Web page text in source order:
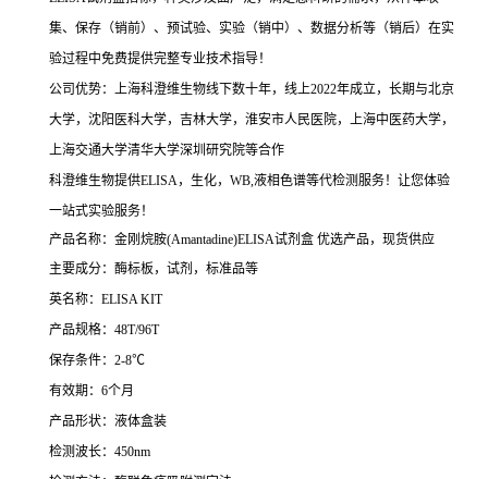
集、保存（销前）、预试验、实验（销中）、数据分析等（销后）在实
验过程中免费提供完整专业技术指导！
公司优势：上海科澄维生物线下数十年，线上2022年成立，长期与北京
大学，沈阳医科大学，吉林大学，淮安市人民医院，上海中医药大学，
上海交通大学清华大学深圳研究院等合作
科澄维生物提供ELISA，生化，WB,液相色谱等代检测服务！让您体验
一站式实验服务！
产品名称：金刚烷胺(Amantadine)ELISA试剂盒 优选产品，现货供应
主要成分：酶标板，试剂，标准品等
英名称：ELISA KIT
产品规格：48T/96T
保存条件：2-8℃
有效期：6个月
产品形状：液体盒装
检测波长：450nm